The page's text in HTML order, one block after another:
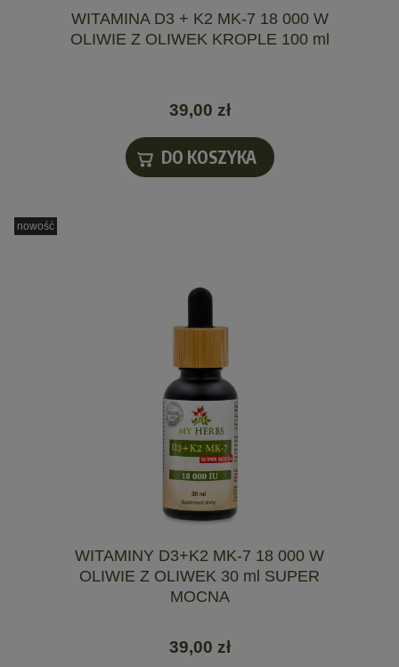
WITAMINA D3 + K2 MK-7 18 000 W
OLIWIE Z OLIWEK KROPLE 100 ml
39,00 zł
DO KOSZYKA
WITAMINY D3+K2 MK-7 18 000 W
OLIWIE Z OLIWEK 30 ml SUPER
MOCNA
39,00 zł
nowość